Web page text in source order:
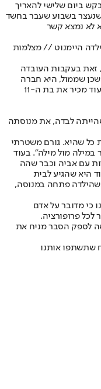
ביום שלישי להאריך
בשבוע שעבר בחשד
לא נמצא קשר
היימנוט // מצלמות
בעקבות המקרה, החקירה הועברה ללהב 433, זאת בעקבות העובדה
שממול, היא חברה
טובה של היימנוט ועל פי החשד גם האדם בתיעוד מכיר את בת ה-11
לבדה, את מנוסתה
כל שהיא. גורם משטרתי
מול מילה״. בעוד
עם אביה וכבר שהה
היא שהגיע לבית
פתחה במנוסה,
כי מדובר על אדם
לכל פרופורציה.
לספק הסבר מניח את
שתשתפו אותנו